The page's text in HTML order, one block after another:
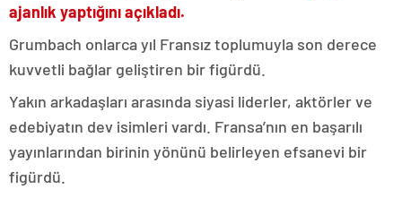
ajanlık yaptığını açıkladı.
Grumbach onlarca yıl Fransız toplumuyla son derece
kuvvetli bağlar geliştiren bir figürdü.
Yakın arkadaşları arasında siyasi liderler, aktörler ve
edebiyatın dev isimleri vardı. Fransa’nın en başarılı
yayınlarından birinin yönünü belirleyen efsanevi bir
figürdü.